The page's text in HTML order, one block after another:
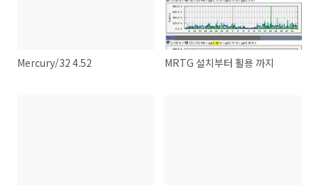
Mercury/32 4.52 MRTG 설치부터 활용 까지